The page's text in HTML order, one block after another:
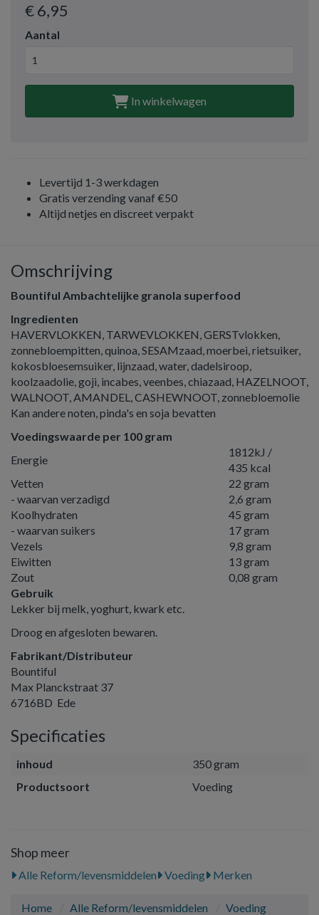
€ 6,95
Aantal
In winkelwagen
Levertijd 1-3 werkdagen
Gratis verzending vanaf €50
Altijd netjes en discreet verpakt
Omschrijving
Bountiful Ambachtelijke granola superfood
Ingredienten
HAVERVLOKKEN, TARWEVLOKKEN, GERSTvlokken,
zonnebloempitten, quinoa, SESAMzaad, moerbei, rietsuiker,
kokosbloesemsuiker, lijnzaad, water, dadelsiroop,
koolzaadolie, goji, incabes, veenbes, chiazaad, HAZELNOOT,
WALNOOT, AMANDEL, CASHEWNOOT, zonnebloemolie
Kan andere noten, pinda's en soja bevatten
Voedingswaarde per 100 gram
Energie
1812kJ /
435 kcal
Vetten
22 gram
- waarvan verzadigd
2,6 gram
Koolhydraten
45 gram
- waarvan suikers
17 gram
Vezels
9,8 gram
Eiwitten
13 gram
Zout
0,08 gram
Gebruik
Lekker bij melk, yoghurt, kwark etc.
Droog en afgesloten bewaren.
Fabrikant/Distributeur
Bountiful
Max Planckstraat 37
6716BD Ede
Specificaties
inhoud
350 gram
Productsoort
Voeding
Shop meer
Alle Reform/levensmiddelen Voeding Merken
Home Alle Reform/levensmiddelen
Voeding